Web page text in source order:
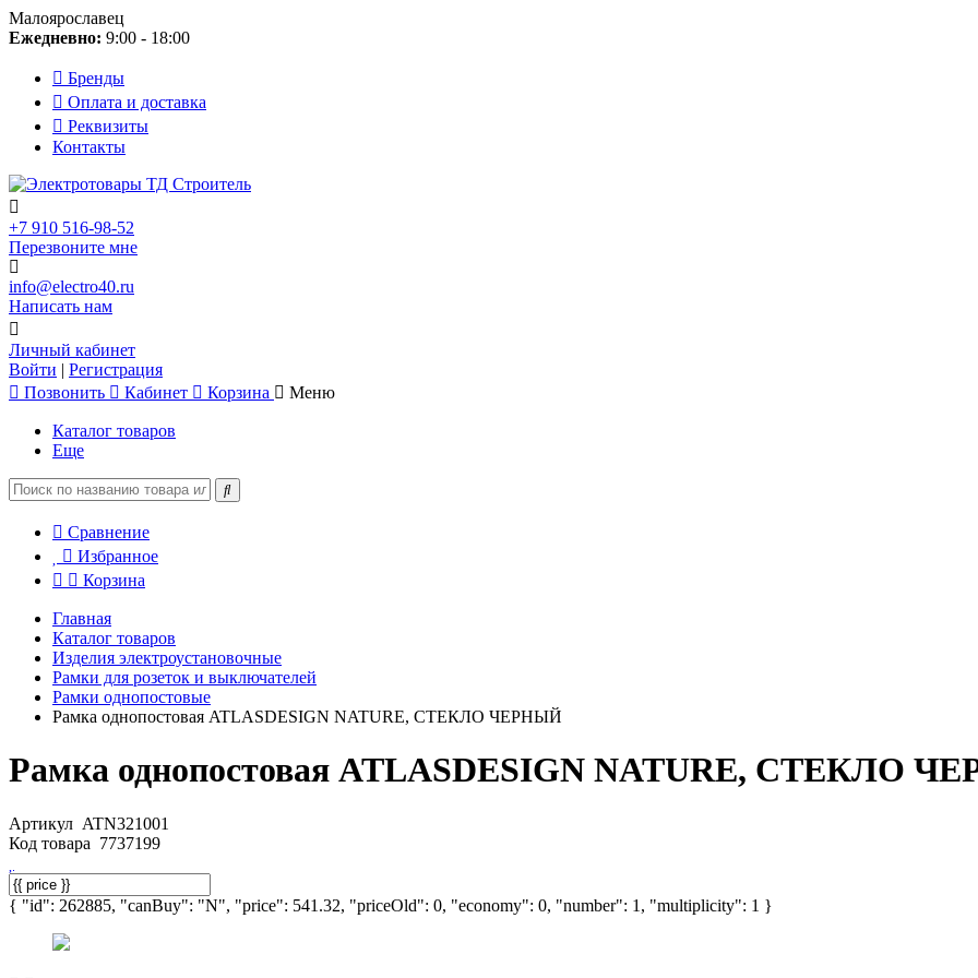
Малоярославец
Ежедневно: 9:00 - 18:00
Бренды
Оплата и доставка
Реквизиты
Контакты
+7 910 516-98-52
Перезвоните мне
info@electro40.ru
Написать нам
Личный кабинет
Войти | Регистрация
Позвонить
Кабинет Корзина Меню
Каталог товаров
Еще
Сравнение
Избранное
Корзина
Главная
Каталог товаров
Изделия электроустановочные
Рамки для розеток и выключателей
Рамки однопостовые
Рамка однопостовая ATLASDESIGN NATURE, СТЕКЛО ЧЕРНЫЙ
Рамка однопостовая ATLASDESIGN NATURE, СТЕКЛО
Артикул ATN321001
Код товара 7737199
{ "id": 262885, "canBuy": "N", "price": 541.32, "priceOld": 0, "economy": 0, "number": 1, "multiplicity": 1 }